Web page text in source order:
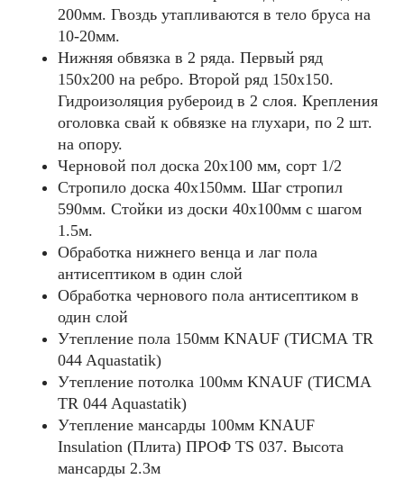
200мм. Гвоздь утапливаются в тело бруса на
10-20мм.
Нижняя обвязка в 2 ряда. Первый ряд
150x200 на ребро. Второй ряд 150x150.
Гидроизоляция рубероид в 2 слоя. Крепления
оголовка свай к обвязке на глухари, по 2 шт.
на опору.
Черновой пол доска 20х100 мм, сорт 1/2
Стропило доска 40x150мм. Шаг стропил
590мм. Стойки из доски 40х100мм с шагом
1.5м.
Обработка нижнего венца и лаг пола
антисептиком в один слой
Обработка чернового пола антисептиком в
один слой
Утепление пола 150мм KNAUF (ТИСМА TR
044 Aquastatik)
Утепление потолка 100мм KNAUF (ТИСМА
TR 044 Aquastatik)
Утепление мансарды 100мм KNAUF
Insulation (Плита) ПРОФ TS 037. Высота
мансарды 2.3м